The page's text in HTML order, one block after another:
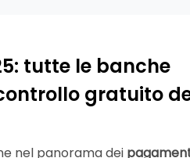
tutte le banche
gratuito
nel panorama dei